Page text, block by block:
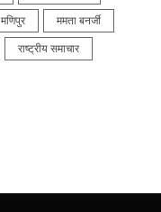
मणिपुर ममता बनर्जी
राष्ट्रीय समाचार